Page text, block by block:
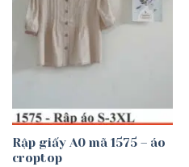
Rập giấy A0 mã 1575 – áo
croptop